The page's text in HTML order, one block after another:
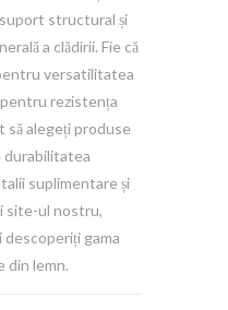
structural și
a clădirii. Fie că
versatilitatea
rezistența
să alegeți produse
durabilitatea
suplimentare și
site-ul nostru,
gama
din lemn.